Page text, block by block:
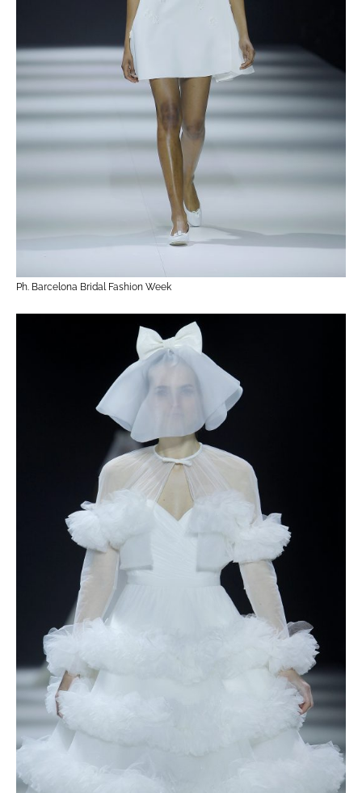
Ph. Barcelona Bridal Fashion Week